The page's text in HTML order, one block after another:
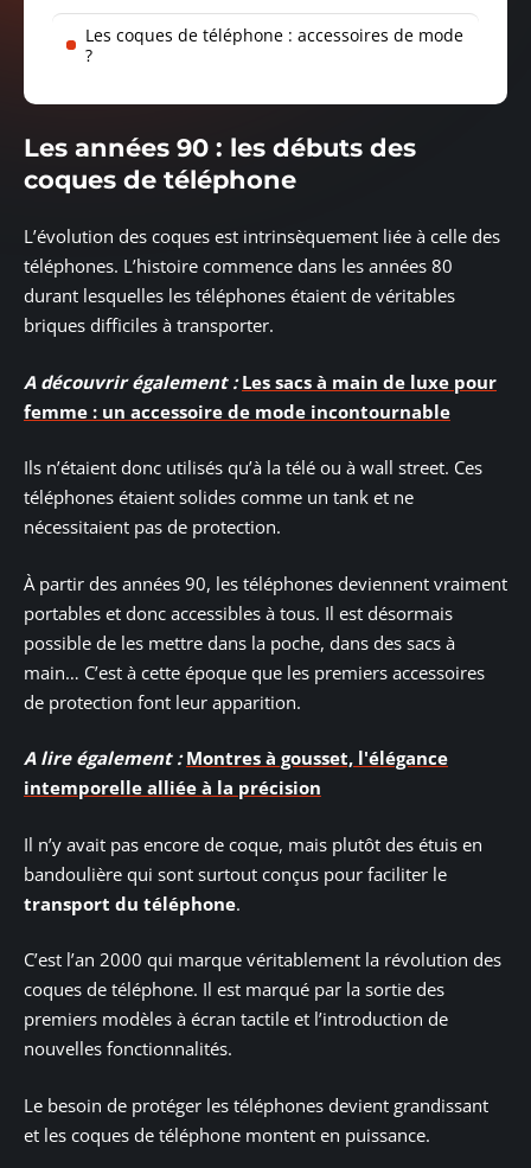
Les coques de téléphone : accessoires de mode
?
Les années 90 : les débuts des
coques de téléphone
L’évolution des coques est intrinsèquement liée à celle des
téléphones. L’histoire commence dans les années 80
durant lesquelles les téléphones étaient de véritables
briques difficiles à transporter.
A découvrir également : Les sacs à main de luxe pour
femme : un accessoire de mode incontournable
Ils n’étaient donc utilisés qu’à la télé ou à wall street. Ces
téléphones étaient solides comme un tank et ne
nécessitaient pas de protection.
À partir des années 90, les téléphones deviennent vraiment
portables et donc accessibles à tous. Il est désormais
possible de les mettre dans la poche, dans des sacs à
main… C’est à cette époque que les premiers accessoires
de protection font leur apparition.
A lire également : Montres à gousset, l'élégance
intemporelle alliée à la précision
Il n’y avait pas encore de coque, mais plutôt des étuis en
bandoulière qui sont surtout conçus pour faciliter le
transport du téléphone.
C’est l’an 2000 qui marque véritablement la révolution des
coques de téléphone. Il est marqué par la sortie des
premiers modèles à écran tactile et l’introduction de
nouvelles fonctionnalités.
Le besoin de protéger les téléphones devient grandissant
et les coques de téléphone montent en puissance.